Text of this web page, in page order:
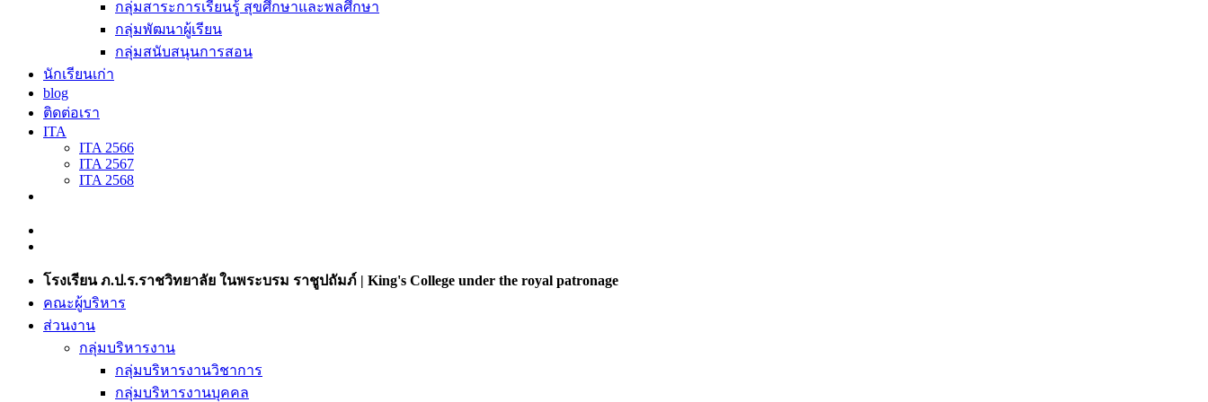
กลุ่มสาระการเรียนรู้ สุขศึกษาและพลศึกษา
กลุ่มพัฒนาผู้เรียน
กลุ่มสนับสนุนการสอน
นักเรียนเก่า
blog
ติดต่อเรา
ITA
ITA 2566
ITA 2567
ITA 2568
โรงเรียน ภ.ป.ร.ราชวิทยาลัย ในพระบรม ราชูปถัมภ์ | King's College under the royal patronage
คณะผู้บริหาร
ส่วนงาน
กลุ่มบริหารงาน
กลุ่มบริหารงานวิชาการ
กลุ่มบริหารงานบุคคล